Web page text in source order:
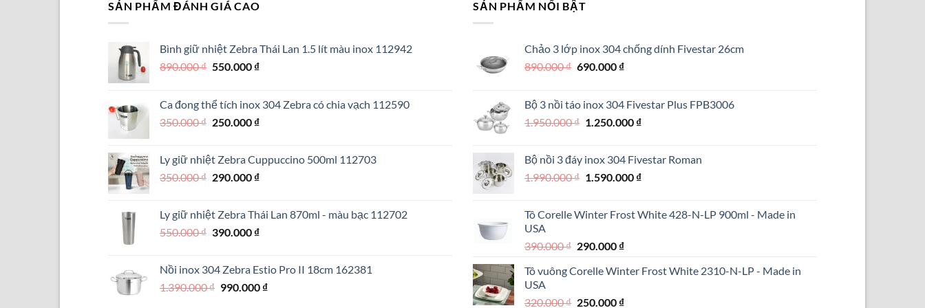
SẢN PHẨM ĐÁNH GIÁ CAO
Bình giữ nhiệt Zebra Thái Lan 1.5 lít màu inox 112942
890.000₫ Giá
890.000 ₫.
550.000 ₫Giá
là:
550.000 ₫.
Ca đong thể tích inox 304 Zebra có chia vạch 112590
350.000₫ Giá
350.000 ₫.
250.000 ₫Giá
là:
250.000 ₫.
Ly giữ nhiệt Zebra Cuppuccino 500ml 112703
350.000₫ Giá
350.000 ₫.
290.000 ₫Giá
là:
290.000 ₫.
Ly giữ nhiệt Zebra Thái Lan 870ml - màu bạc 112702
550.000₫ Giá
550.000 ₫.
390.000 ₫Giá
là:
390.000 ₫.
Nồi inox 304 Zebra Estio Pro II 18cm 162381
1.390.000₫ Giá
990.000 ₫Giá
SẢN PHẨM NỔI BẬT
Chảo 3 lớp inox 304 chống dính Fivestar 26cm
890.000₫ Giá
890.000 ₫.
690.000 ₫Giá
là:
690.000 ₫.
Bộ 3 nồi táo inox 304 Fivestar Plus FPB3006
1.950.000₫ Giá
1.950.000 ₫.
1.250.000 ₫Giá
là:
1.250.000 ₫.
Bộ nồi 3 đáy inox 304 Fivestar Roman
1.990.000₫ Giá
1.990.000 ₫.
1.590.000 ₫Giá
là:
Tô Corelle Winter Frost White 428-N-LP 900ml - Made in
USA
390.000₫ Giá
là:
290.000 ₫Giá
tại
290.000 ₫.
Tô vuông Corelle Winter Frost White 2310-N-LP - Made in
USA
320.000₫ Giá
250.000 ₫Giá